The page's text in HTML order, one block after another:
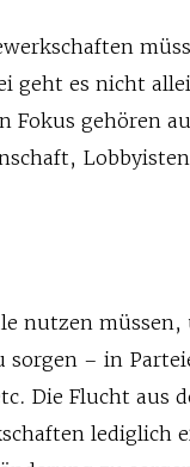
geht es nicht
Fokus gehören
nutzen
sorgen – in
Die Flucht aus
lediglich